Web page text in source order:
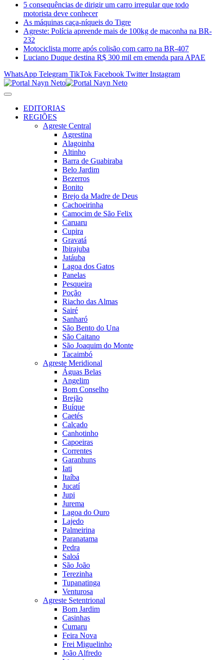
5 consequências de dirigir um carro irregular que todo
motorista deve conhecer
As máquinas caça-níqueis do Tigre
Agreste: Polícia apreende mais de 100kg de maconha na BR-
232
Motociclista morre após colisão com carro na BR-407
Luciano Duque destina R$ 300 mil em emenda para APAE
WhatsApp Telegram TikTok Facebook Twitter Instagram
EDITORIAS
REGIÕES
Agreste Central
Agrestina
Alagoinha
Altinho
Barra de Guabiraba
Belo Jardim
Bezerros
Bonito
Brejo da Madre de Deus
Cachoeirinha
Camocim de São Felix
Caruaru
Cupira
Gravatá
Ibirajuba
Jatáuba
Lagoa dos Gatos
Panelas
Pesqueira
Poção
Riacho das Almas
Sairé
Sanharó
São Bento do Una
São Caitano
São Joaquim do Monte
Tacaimbó
Agreste Meridional
Águas Belas
Angelim
Bom Conselho
Brejão
Buíque
Caetés
Calçado
Canhotinho
Capoeiras
Correntes
Garanhuns
Iati
Itaíba
Jucatí
Jupi
Jurema
Lagoa do Ouro
Lajedo
Palmeirina
Paranatama
Pedra
Saloá
São João
Terezinha
Tupanatinga
Venturosa
Agreste Setentrional
Bom Jardim
Casinhas
Cumaru
Feira Nova
Frei Miguelinho
João Alfredo